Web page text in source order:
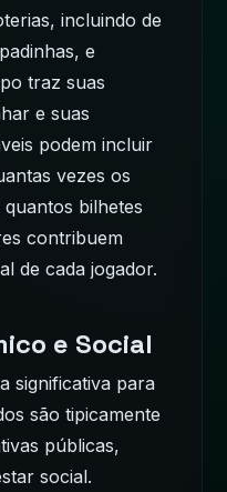
incluindo de
e
traz suas
e suas
podem incluir
vezes os
bilhetes
contribuem
de cada jogador.
e Social
significativa para
são tipicamente
públicas,
social.